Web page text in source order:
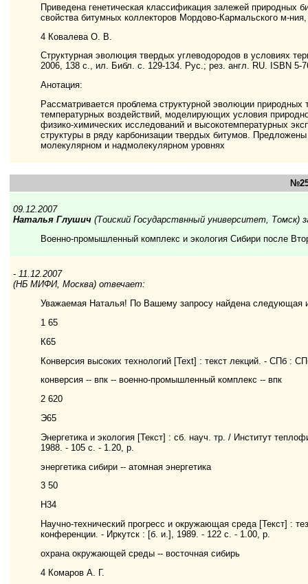
Приведена генетическая классификация залежей
свойства битумных коллекторов Мордово-Кармальского м-ния,
4 Ковалева О. В.
Структурная эволюция твердых углеводородов в условиях
2006, 138 с., ил. Библ. c. 129-134. Рус.; рез. англ. RU. ISBN 5-
Анотация:
Рассматривается проблема структурной эволюции
температурных воздействий, моделирующих условия
физико-химических исследований и высокотемпературных
структуры в ряду карбонизации твердых битумов.
молекулярном и надмолекулярном уровнях
09.12.2007
Наталья Глушич (Тоиский Государствнный университет, Томск)
Военно-промышленный комплекс и экология Сибири после
- 11.12.2007
(НБ МИФИ, Москва) отвечает:
Уважаемая Наталья! По Вашему запросу найдена следующая
1 65
К65
Конверсия высоких технологий [Text] : текст лекций. - СПб :
конверсия -- впк -- военно-промышленный комплекс -- впк
2 620
Э65
Энергетика и экология [Текст] : сб. науч. тр. / Институт
1988. - 105 с. - 1.20, р.
энергетика сибири -- атомная энергетика
3 50
Н34
Научно-технический прогресс и окружающая среда [Текст] :
конференции. - Иркутск : [б. и.], 1989. - 122 с. - 1.00, р.
охрана окружающей среды -- восточная сибирь
4 Комаров А. Г.